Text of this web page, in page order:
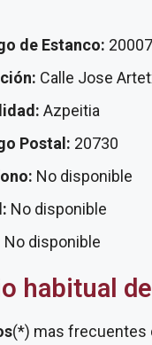
de Estanco:
Calle Jose
Azpeitia
Postal: 20730
No disponible
No disponible
No disponible
habitual
(*) mas frecuentes